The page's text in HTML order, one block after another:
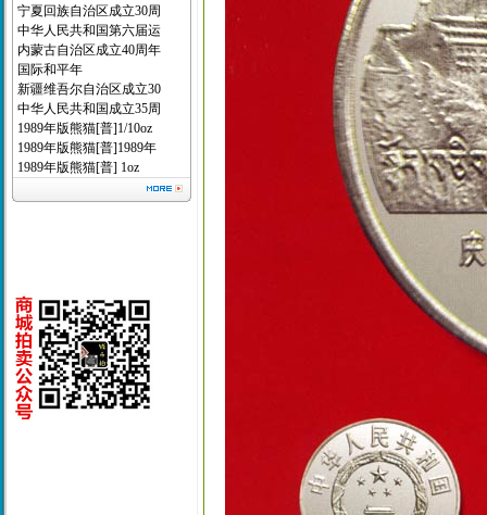
宁夏回族自治区成立30周
中华人民共和国第六届运
内蒙古自治区成立40周年
国际和平年
新疆维吾尔自治区成立30
中华人民共和国成立35周
1989年版熊猫[普]1/10oz
1989年版熊猫[普]1989年
1989年版熊猫[普] 1oz